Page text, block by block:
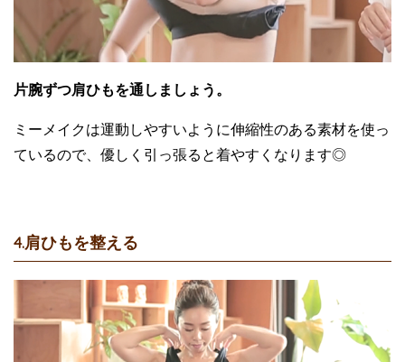
片腕ずつ肩ひもを通しましょう。
ミーメイクは運動しやすいように伸縮性のある素材を使っ
ているので、優しく引っ張ると着やすくなります◎
4.肩ひもを整える